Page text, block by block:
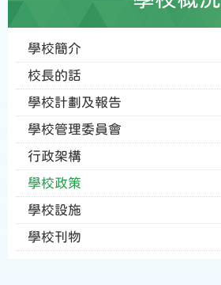
學校簡介
校長的話
學校計劃及報告
學校管理委員會
行政架構
學校政策
學校設施
學校刊物